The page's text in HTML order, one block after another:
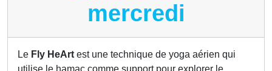
mercredi
Le Fly HeArt est une technique de yoga aérien qui